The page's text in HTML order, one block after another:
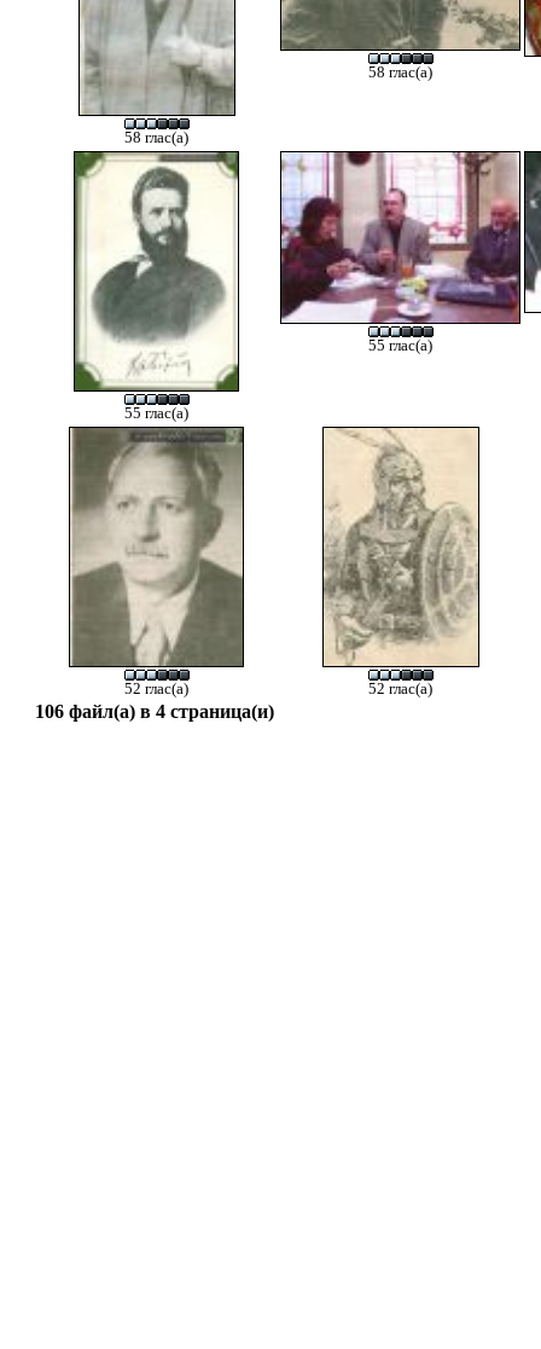
58 глас(а)
58 глас(а)
55 глас(а)
55 глас(а)
52 глас(а) 52 глас(а)
106 файл(а) в 4 страница(и)